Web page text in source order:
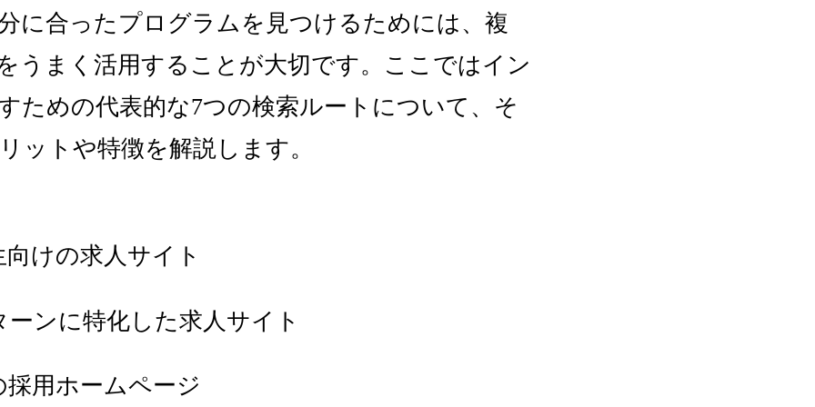
に合ったプログラムを見つけるためには、複
うまく活用することが大切です。ここではイン
ための代表的な7つの検索ルートについて、そ
ットや特徴を解説します。
けの求人サイト
ーンに特化した求人サイト
採用ホームページ